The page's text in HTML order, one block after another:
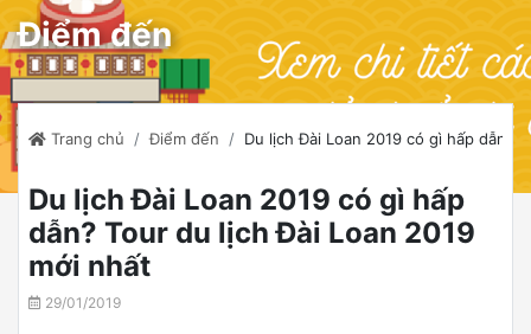
Điểm đến
Trang chủ Điểm đến Du lịch Đài Loan 2019 có gì hấp dẫn?
Du lịch Đài Loan 2019 có gì hấp
dẫn? Tour du lịch Đài Loan 2019
mới nhất
29/01/2019